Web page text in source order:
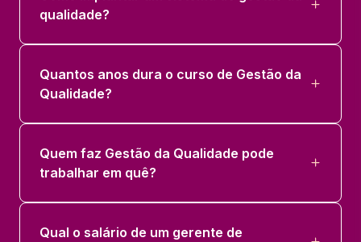
qualidade?
Quantos anos dura o curso de Gestão da
Qualidade?
Quem faz Gestão da Qualidade pode
trabalhar em quê?
Qual o salário de um gerente de